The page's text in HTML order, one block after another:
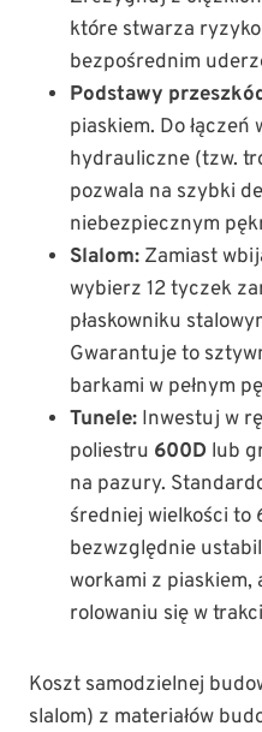
które stwarza
bezpośrednim
Podstawy
piaskiem. Do łączeń
hydrauliczne (tzw.
pozwala na szybki
niebezpiecznym
Slalom: Zamiast
wybierz 12 tyczek
płaskowniku
Gwarantuje to
barkami w pełnym
Tunele: Inwestuj w
poliestru 600D lub
na pazury.
średniej wielkości to
bezwzględnie
workami z piaskiem,
rolowaniu się w
Koszt samodzielnej
slalom) z materiałów